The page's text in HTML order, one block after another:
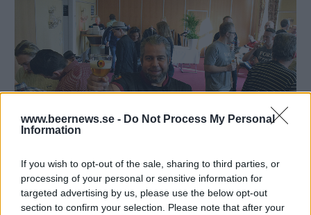
www.beernews.se - Do Not Process My Personal
Information
If you wish to opt-out of the sale, sharing to third parties, or
processing of your personal or sensitive information for
targeted advertising by us, please use the below opt-out
section to confirm your selection. Please note that after your
Bild 2 av 9